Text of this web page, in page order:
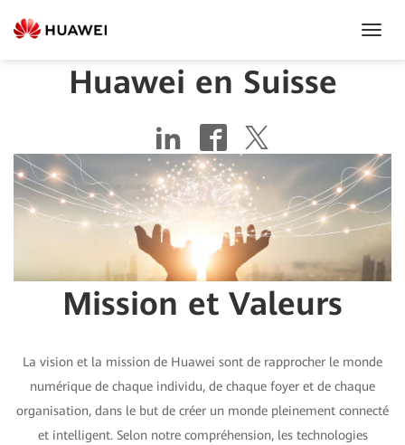
Huawei en Suisse
Mission et Valeurs
La vision et la mission de Huawei sont de rapprocher le monde
numérique de chaque individu, de chaque foyer et de chaque
organisation, dans le but de créer un monde pleinement connecté
et intelligent. Selon notre compréhension, les technologies